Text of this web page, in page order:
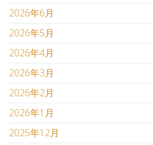
2026年6月
2026年5月
2026年4月
2026年3月
2026年2月
2026年1月
2025年12月